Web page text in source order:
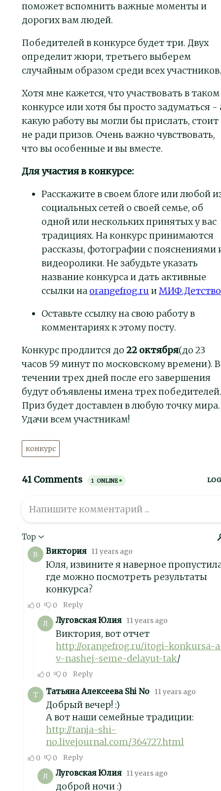
поможет вспомнить важные моменты и
дорогих вам людей.
Победителей в конкурсе будет три. Двух
определит жюри, третьего выберем
случайным образом среди всех участников.
Хотя мне кажется, что участвовать в таком
конкурсе или хотя бы просто задуматься -
какую работу вы могли бы прислать, стоит
не ради призов. Очень важно чувствовать,
что вы особенные и вы вместе.
Для участия в конкурсе:
Расскажите в своем блоге или любой
социальных сетей о своей семье, об
одной или нескольких принятых у вас
традициях. На конкурс принимаются
рассказы, фотографии с пояснениями
видеоролики. Не забудьте указать
название конкурса и дать активные
ссылки на orangefrog.ru иМИФ.Детство
Оставьте ссылку на свою работу в
комментариях к этому посту.
Конкурс продлится до 22 октября(до 23
часов 59 минут по московскому времени). В
течении трех дней после его завершения
будут объявлены имена трех победителей.
Приз будет доставлен в любую точку мира.
Удачи всем участникам!
конкурс